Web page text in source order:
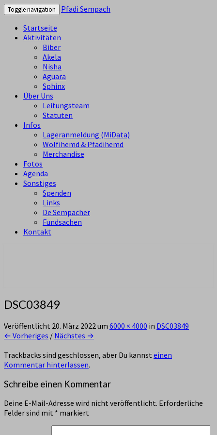
Toggle navigation
Pfadi Sempach
Startseite
Aktivitäten
Biber
Akela
Nisha
Aguara
Sphinx
Über Uns
Leitungsteam
Statuten
Infos
Lageranmeldung (MiData)
Wölfihemd & Pfadihemd
Merchandise
Fotos
Agenda
Sonstiges
Spenden
Links
De Sempacher
Fundsachen
Kontakt
DSC03849
Veröffentlicht 20. März 2022 um 6000 × 4000 in DSC03849
← Vorheriges / Nächstes →
Trackbacks sind geschlossen, aber Du kannst einen
Kommentar hinterlassen.
Schreibe einen Kommentar
Deine E-Mail-Adresse wird nicht veröffentlicht. Erforderliche
Felder sind mit * markiert